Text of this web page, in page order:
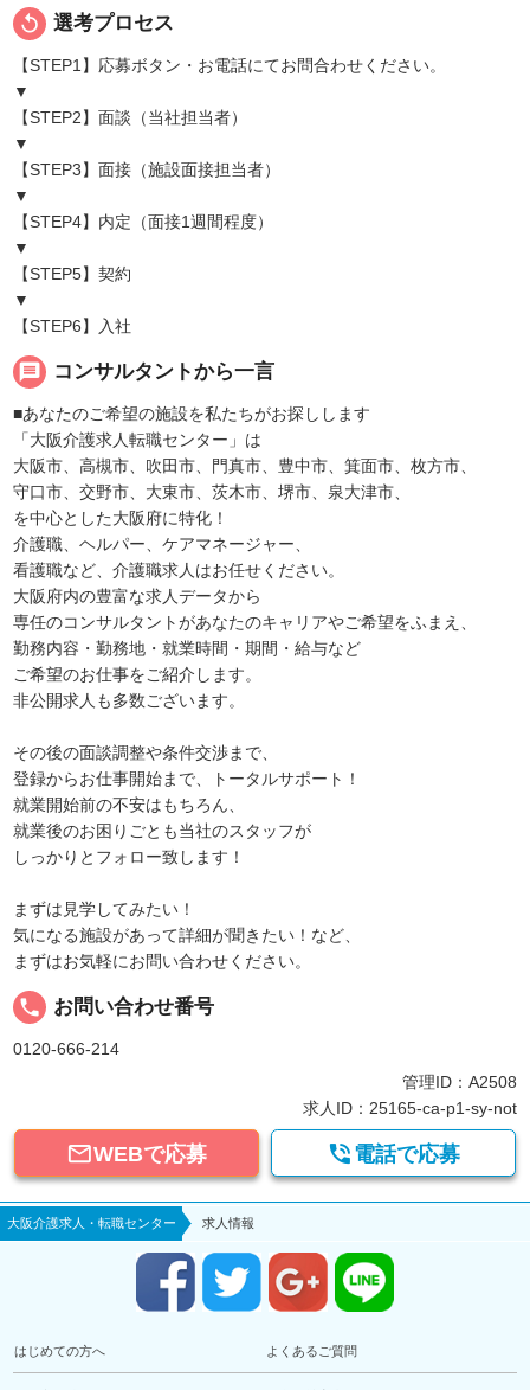
replay 選考プロセス
【STEP1】応募ボタン・お電話にてお問合わせください。
▼
【STEP2】面談（当社担当者）
▼
【STEP3】面接（施設面接担当者）
▼
【STEP4】内定（面接1週間程度）
▼
【STEP5】契約
▼
【STEP6】入社
message コンサルタントから一言
■あなたのご希望の施設を私たちがお探しします
「大阪介護求人転職センター」は
大阪市、高槻市、吹田市、門真市、豊中市、箕面市、枚方市、
守口市、交野市、大東市、茨木市、堺市、泉大津市、
を中心とした大阪府に特化！
介護職、ヘルパー、ケアマネージャー、
看護職など、介護職求人はお任せください。
大阪府内の豊富な求人データから
専任のコンサルタントがあなたのキャリアやご希望をふまえ、
勤務内容・勤務地・就業時間・期間・給与など
ご希望のお仕事をご紹介します。
非公開求人も多数ございます。
その後の面談調整や条件交渉まで、
登録からお仕事開始まで、トータルサポート！
就業開始前の不安はもちろん、
就業後のお困りごとも当社のスタッフが
しっかりとフォロー致します！
まずは見学してみたい！
気になる施設があって詳細が聞きたい！など、
まずはお気軽にお問い合わせください。
local_phone お問い合わせ番号
0120-666-214
管理ID：A2508
求人ID：25165-ca-p1-sy-not
WEBで応募  電話で応募
大阪介護求人・転職センター 求人情報
はじめての方へ よくあるご質問